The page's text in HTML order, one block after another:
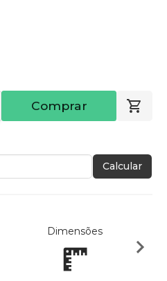
Comprar
Calcular
Dimensões